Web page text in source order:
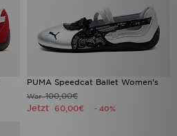
PUMA Speedcat Ballet Women's
War100,00€
Jetzt 60,00€ - 40%